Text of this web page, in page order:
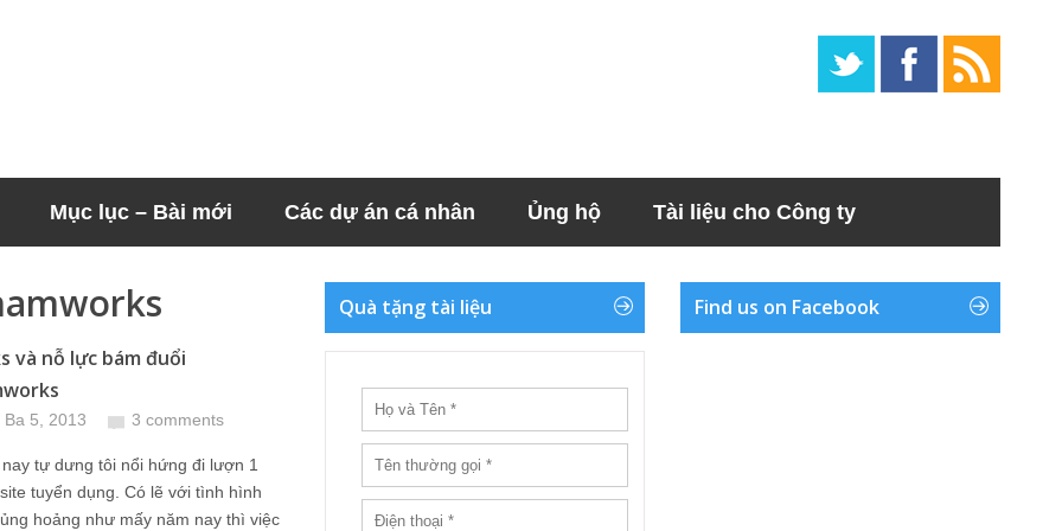
Mục lục – Bài mới Các dự án cá nhân Ủng hộ Tài liệu cho Công ty
và nỗ lực bám đuổi
5, 2013 3 comments
tự dưng tôi nổi hứng đi lượn 1
tuyển dụng. Có lẽ với tình hình
hoảng như mấy năm nay thì việc
Quà tặng tài liệu Find us on Facebook